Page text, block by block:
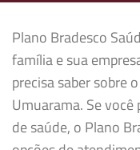
Plano Bradesco
família e sua
precisa saber sobre
Umuarama. Se
de saúde, o Plano